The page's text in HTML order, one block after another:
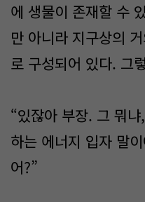
에 생물이 존재할 수
만 아니라 지구상의
로 구성되어 있다. 그
“있잖아 부장. 그 뭐
하는 에너지 입자 말
어?”